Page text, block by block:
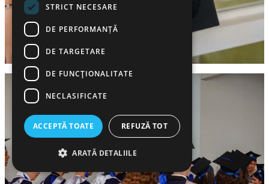
STRICT NECESARE
DE PERFORMANȚĂ
DE TARGETARE
DE FUNCŢIONALITATE
NECLASIFICATE
ACCEPTĂ TOATE REFUZĂ TOT
ARATĂ DETALIILE